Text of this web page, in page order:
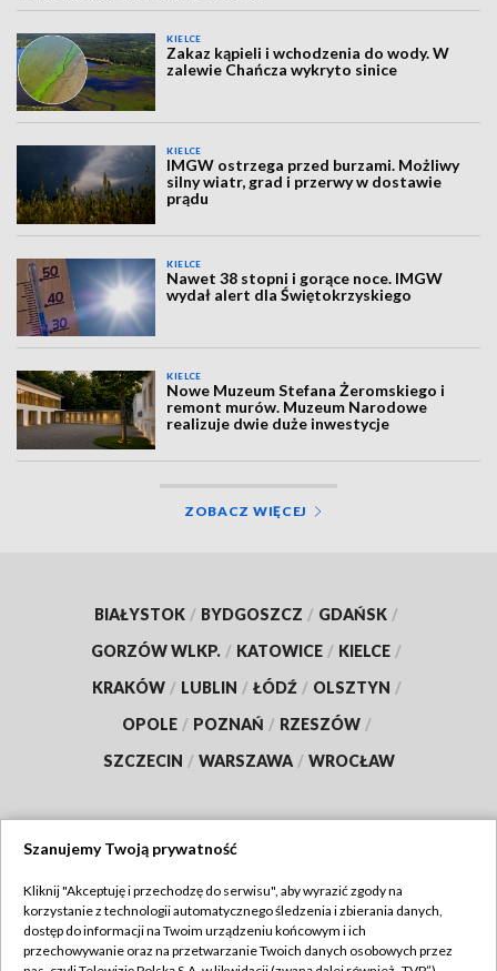
KIELCE
Zakaz kąpieli i wchodzenia do wody. W
zalewie Chańcza wykryto sinice
KIELCE
IMGW ostrzega przed burzami. Możliwy
silny wiatr, grad i przerwy w dostawie
prądu
KIELCE
Nawet 38 stopni i gorące noce. IMGW
wydał alert dla Świętokrzyskiego
KIELCE
Nowe Muzeum Stefana Żeromskiego i
remont murów. Muzeum Narodowe
realizuje dwie duże inwestycje
ZOBACZ WIĘCEJ
BIAŁYSTOK / BYDGOSZCZ / GDAŃSK /
GORZÓW WLKP. / KATOWICE / KIELCE /
KRAKÓW / LUBLIN / ŁÓDŹ / OLSZTYN /
OPOLE / POZNAŃ / RZESZÓW /
SZCZECIN / WARSZAWA / WROCŁAW
TVP
Abonament TVP
Regulamin TVP
Szanujemy Twoją prywatność
Kliknij "Akceptuję i przechodzę do serwisu", aby wyrazić zgody na
korzystanie z technologii automatycznego śledzenia i zbierania danych,
dostęp do informacji na Twoim urządzeniu końcowym i ich
przechowywanie oraz na przetwarzanie Twoich danych osobowych przez